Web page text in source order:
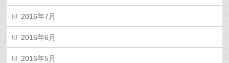
2016年7月
2016年6月
2016年5月